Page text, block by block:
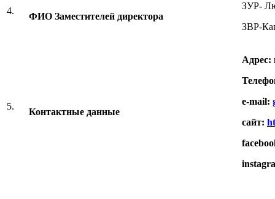
4.
ФИО Заместителей директора
ЗУР-
ЗВР-
5.
Контактные данные
Адрес:
e-mail:
сайт: